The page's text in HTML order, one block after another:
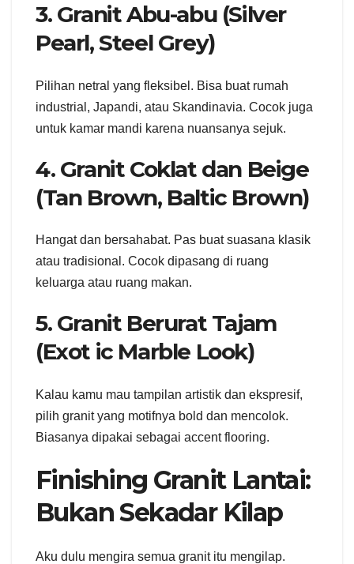
3. Granit Abu-abu (Silver
Pearl, Steel Grey)
Pilihan netral yang fleksibel. Bisa buat rumah
industrial, Japandi, atau Skandinavia. Cocok juga
untuk kamar mandi karena nuansanya sejuk.
4. Granit Coklat dan Beige
(Tan Brown, Baltic Brown)
Hangat dan bersahabat. Pas buat suasana klasik
atau tradisional. Cocok dipasang di ruang
keluarga atau ruang makan.
5. Granit Berurat Tajam
(Exot ic Marble Look)
Kalau kamu mau tampilan artistik dan ekspresif,
pilih granit yang motifnya bold dan mencolok.
Biasanya dipakai sebagai accent flooring.
Finishing Granit Lantai:
Bukan Sekadar Kilap
Aku dulu mengira semua granit itu mengilap.